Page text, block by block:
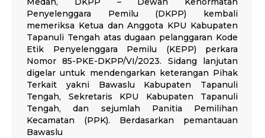
Penyelenggara Pemilu (DKPP) kembali
memeriksa Ketua dan Anggota KPU Kabupaten
Tapanuli Tengah atas dugaan pelanggaran Kode
Etik Penyelenggara Pemilu (KEPP) perkara
Nomor 85-PKE-DKPP/VI/2023. Sidang lanjutan
digelar untuk mendengarkan keterangan Pihak
Terkait yakni Bawaslu Kabupaten Tapanuli
Tengah, Sekretaris KPU Kabupaten Tapanuli
Tengah, dan sejumlah Panitia Pemilihan
Kecamatan (PPK). Berdasarkan pemantauan
Bawaslu